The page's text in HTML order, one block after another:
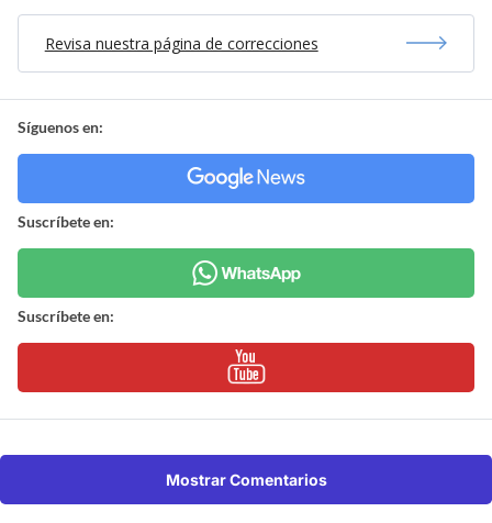
Revisa nuestra página de correcciones
Síguenos en:
Suscríbete en:
Suscríbete en:
Mostrar Comentarios